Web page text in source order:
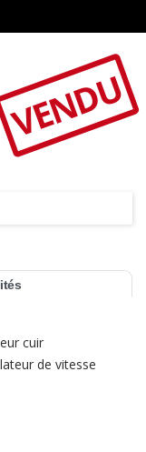
VENDU
cuir
de vitesse